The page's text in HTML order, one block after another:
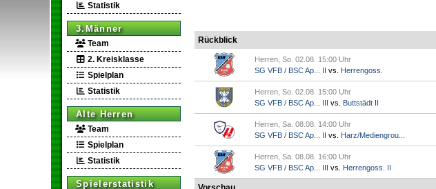
Statistik
3.Männer
Team
2. Kreisklasse
Spielplan
Statistik
Alte Herren
Team
Spielplan
Statistik
Spielerstatistik
Rückblick
Herren, So. 02.08. 15:00 Uhr
SG VFB / BSC Ap... II vs. Herrengoss.
Herren, So. 02.08. 15:00 Uhr
SG VFB / BSC Ap... III vs. Buttstädt II
Herren, Sa. 08.08. 14:00 Uhr
SG VFB / BSC Ap... II vs. Harz/Mediengrou...
Herren, Sa. 08.08. 16:00 Uhr
SG VFB / BSC Ap... III vs. Herrengoss. II